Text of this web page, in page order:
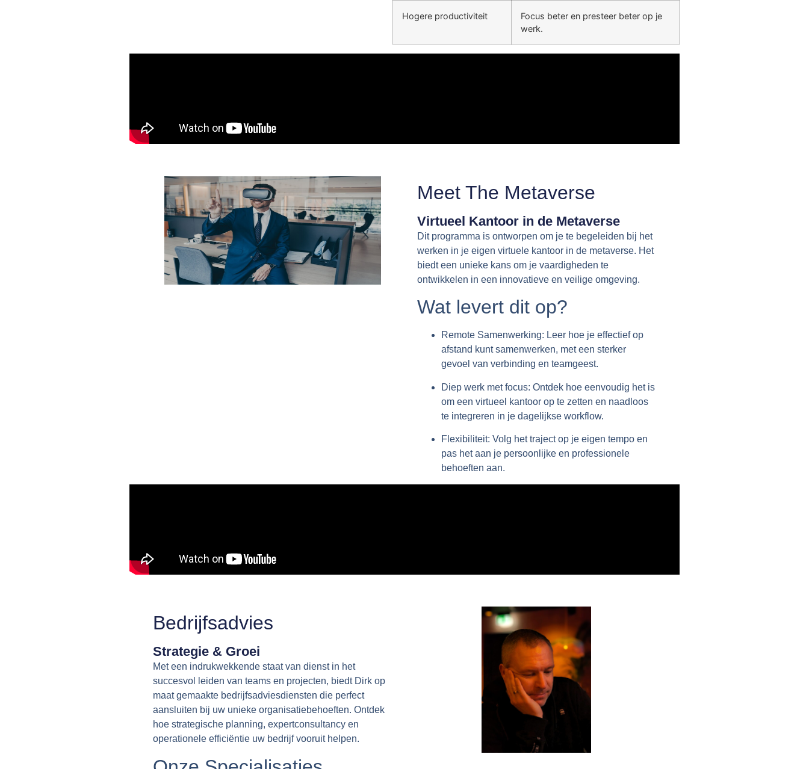
Hogere productiviteit
Focus beter en presteer beter op je
werk.
Meet The Metaverse
Virtueel Kantoor in de Metaverse
Dit programma is ontworpen om jete begeleiden bij het
werken in je eigen virtuele kantoor in de metaverse. Het
biedt een unieke kans om je vaardigheden te
ontwikkelen in een innovatieve enveilige omgeving.
Wat levert dit op?
Remote Samenwerking: Leer hoe jeeffectief op
afstand kunt samenwerken, met een sterker
gevoel van verbinding en teamgeest.
Diep werk met focus: Ontdek hoe eenvoudig het is
om eenvirtueel kantoor op te zetten en naadloos
te integreren in je dagelijkse workflow.
Flexibiliteit: Volg het trajectop je eigen tempo en
pas het aan je persoonlijke en professionele
behoeften aan.
Bedrijfsadvies
Strategie & Groei
Met een indrukwekkende staat van dienst in het
succesvol leiden van teams en projecten, biedt Dirkop
maat gemaakte bedrijfsadviesdiensten die perfect
aansluiten bij uw unieke organisatiebehoeften. Ontdek
hoe strategische planning, expertconsultancy en
operationele efficiëntie uw bedrijf vooruit helpen.